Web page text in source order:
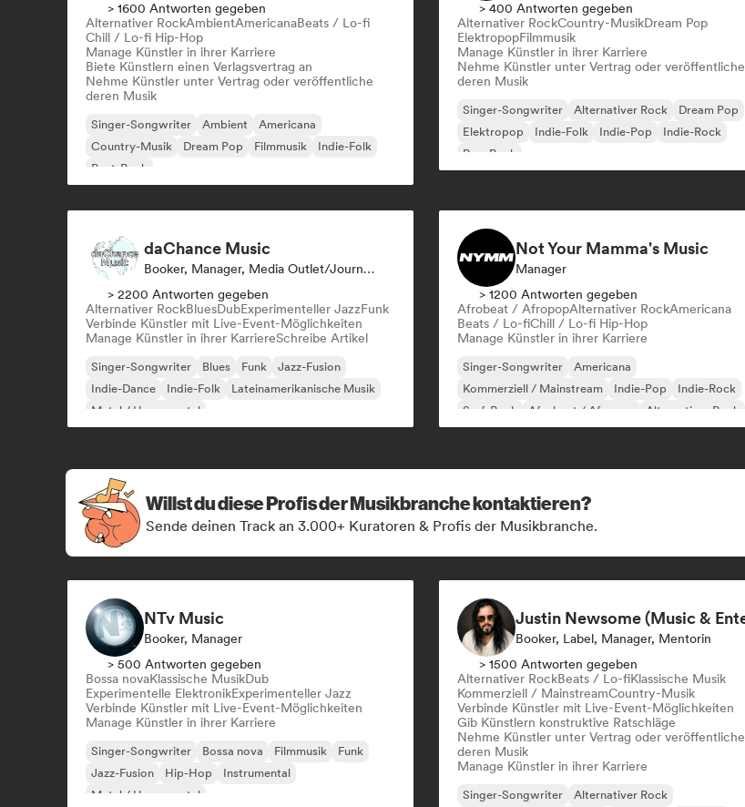
> 1600 Antworten gegeben
Alternativer RockAmbientAmericanaBeats / Lo-fi
Chill / Lo-fi Hip-Hop
Manage Künstler in ihrer Karriere
Biete Künstlern einen Verlagsvertrag an
Nehme Künstler unter Vertrag oder veröffentliche
deren Musik
Singer-Songwriter Ambient
Americana
Country-Musik
Dream Pop Filmmusik
Indie-Folk
Post-Rock
> 400 Antworten gegeben
Alternativer RockCountry-MusikDream Pop
ElektropopFilmmusik
Manage Künstler in ihrer Karriere
Nehme Künstler unter Vertrag oder veröffentliche
deren Musik
Singer-Songwriter Alternativer Rock
Dream Pop
Elektropop
Indie-Folk Indie-Pop
Indie-Rock
Pop-Rock
daChance Music
Booker, Manager, Media Outlet/Journalist
> 2200 Antworten gegeben
Alternativer RockBluesDubExperimenteller JazzFunk
Verbinde Künstler mit Live-Event-Möglichkeiten
Manage Künstler in ihrer KarriereSchreibe Artikel
Singer-Songwriter Blues Funk
Jazz-Fusion
Indie-Dance
Indie-Folk
Lateinamerikanische Musik
Metal / Heavy metal
Not Your Mamma's Music
Manager
> 1200 Antworten gegeben
Afrobeat / AfropopAlternativer RockAmericana
Beats / Lo-fiChill / Lo-fi Hip-Hop
Manage Künstler in ihrer Karriere
Singer-Songwriter
Americana
Kommerziell / Mainstream
Indie-Pop
Indie-Rock
Surf-Rock
Afrobeat / Afropop Alternativer Rock
Willst du diese Profis der Musikbranche kontaktieren?
Sende deinen Track an 3.000+ Kuratoren & Profis der Musikbranche.
NTv Music
Booker, Manager
> 500 Antworten gegeben
Bossa novaKlassische MusikDub
Experimentelle ElektronikExperimenteller Jazz
Verbinde Künstler mit Live-Event-Möglichkeiten
Manage Künstler in ihrer Karriere
Singer-Songwriter Bossa nova Filmmusik
Funk
Jazz-Fusion
Hip-Hop
Instrumental
Metal / Heavy metal
Booker, Label, Manager, Mentorin
> 1500 Antworten gegeben
Alternativer RockBeats / Lo-fiKlassische Musik
Kommerziell / MainstreamCountry-Musik
Verbinde Künstler mit Live-Event-Möglichkeiten
Gib Künstlern konstruktive Ratschläge
Nehme Künstler unter Vertrag oder veröffentliche
deren Musik
Manage Künstler in ihrer Karriere
Singer-Songwriter
Alternativer Rock